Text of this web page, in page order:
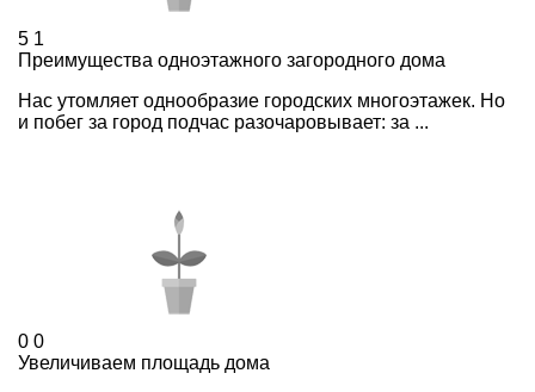
5 1
Преимущества одноэтажного загородного дома
Нас утомляет однообразие городских многоэтажек. Но
и побег за город подчас разочаровывает: за ...
0 0
Увеличиваем площадь дома